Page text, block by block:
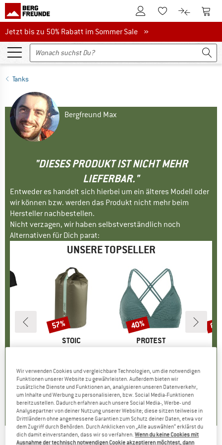
Zum KundenkontoZum Merkzettel.
Zum Zum
Jetzt bis zu 50% Rabatt im Sommer Sale
Jetzt bis zu 50% Rabatt im Sommer Sale »
Tanks
Bergfreund Max
"DIESES PRODUKT IST NICHT MEHR
LIEFERBAR."
Entweder es handelt sich hierbei um ein älteres Modell oder
wir können bzw. werden das Produkt nicht mehr beim
Hersteller nachbestellen.
Nicht verzagen, wir haben selbstverständlich noch
Alternativen für Dich parat:
UNSERE TOPSELLER
Preis
€
)
MARKE
STOIC
Preis
9,95 € reduzierter Preis
ab4,28 €
5,0(2)
Rabatt
57%
MARKE
PROTEST
Preis
39,95 € reduzierter Preis
23,97 €
4,9(23)
Rabatt
40%
Wir verwenden Cookies und vergleichbare Technologien, um die notwendigen
Funktionen unserer Website zu gewährleisten. Außerdem bieten wir
zusätzliche Dienste und Funktionen an, analysieren unseren Datenverkehr,
um Inhalte und Werbung zu personalisieren, bzw. Social Media-Funktionen
bereitzustellen. Dadurch erfahren auch unsere Social Media-, Werbe- und
Analysepartner von deiner Nutzung unserer Website; diese sitzen teilweise in
Drittländern ohne angemessene Garantien zum Schutz deiner Daten, etwa vor
dem Zugriff durch Behörden. Durch Anklicken von „Alle auswählen“ erklärst du
dich damit einverstanden, dass wir so verfahren.Wenn du keine Cookies mit
Ausnahme der technisch notwendigen Cookie akzeptieren möchtest, dann